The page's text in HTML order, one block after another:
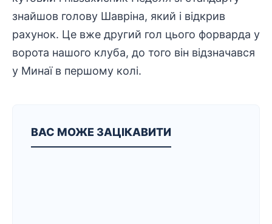
знайшов голову Шавріна, який і відкрив
рахунок. Це вже другий гол цього форварда у
ворота нашого клуба, до того він відзначався
у Минаї в першому колі.
ВАС МОЖЕ ЗАЦІКАВИТИ